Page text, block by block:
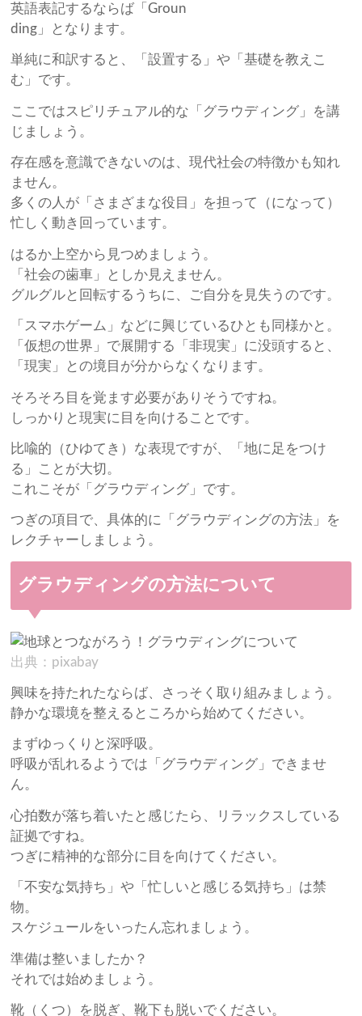
英語表記するならば「Groun
ding」となります。
単純に和訳すると、「設置する」や「基礎を教えこ
む」です。
ここではスピリチュアル的な「グラウディング」を講
じましょう。
存在感を意識できないのは、現代社会の特徴かも知れ
ません。
多くの人が「さまざまな役目」を担って（になって）
忙しく動き回っています。
はるか上空から見つめましょう。
「社会の歯車」としか見えません。
グルグルと回転するうちに、ご自分を見失うのです。
「スマホゲーム」などに興じているひとも同様かと。
「仮想の世界」で展開する「非現実」に没頭すると、
「現実」との境目が分からなくなります。
そろそろ目を覚ます必要がありそうですね。
しっかりと現実に目を向けることです。
比喩的（ひゆてき）な表現ですが、「地に足をつけ
る」ことが大切。
これこそが「グラウディング」です。
つぎの項目で、具体的に「グラウディングの方法」を
レクチャーしましょう。
グラウディングの方法について
出典：pixabay
興味を持たれたならば、さっそく取り組みましょう。
静かな環境を整えるところから始めてください。
まずゆっくりと深呼吸。
呼吸が乱れるようでは「グラウディング」できませ
ん。
心拍数が落ち着いたと感じたら、リラックスしている
証拠ですね。
つぎに精神的な部分に目を向けてください。
「不安な気持ち」や「忙しいと感じる気持ち」は禁
物。
スケジュールをいったん忘れましょう。
準備は整いましたか？
それでは始めましょう。
靴（くつ）を脱ぎ、靴下も脱いでください。